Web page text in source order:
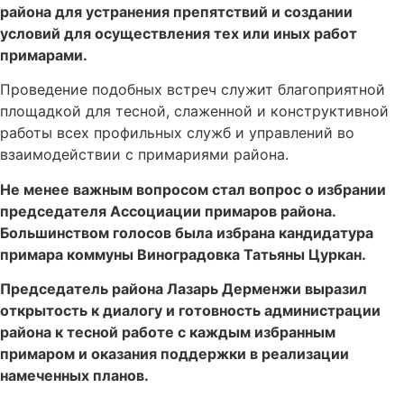
района для устранения препятствий и создании
условий для осуществления тех или иных работ
примарами.
Проведение подобных встреч служит благоприятной
площадкой для тесной, слаженной и конструктивной
работы всех профильных служб и управлений во
взаимодействии с примариями района.
Не менее важным вопросом стал вопрос о избрании
председателя Ассоциации примаров района.
Большинством голосов была избрана кандидатура
примара коммуны Виноградовка Татьяны Цуркан.
Председатель района Лазарь Дерменжи выразил
открытость к диалогу и готовность администрации
района к тесной работе с каждым избранным
примаром и оказания поддержки в реализации
намеченных планов.